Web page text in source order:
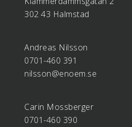
302 43 Halmstad
Andreas Nilsson
0701-460 391
nilsson@enoem.se
Carin Mossberger
0701-460 390